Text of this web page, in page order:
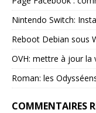
Nintendo Switch:
Reboot Debian sous
OVH: mettre à jour la
Roman: les
COMMENTAIRES